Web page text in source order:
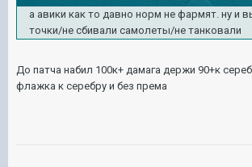
а авики как то давно норм не фармят. ну и
точки/не сбивали самолеты/не танковали
​До патча набил 100к+ дамага держи 90+к
флажка к серебру и без према